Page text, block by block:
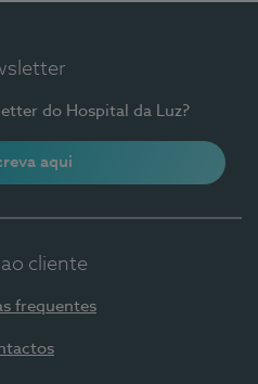
do Hospital da Luz?
aqui
cliente
frequentes